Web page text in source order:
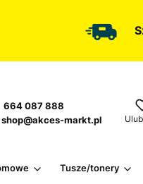
087 888
markt.pl
Tusze/tonery